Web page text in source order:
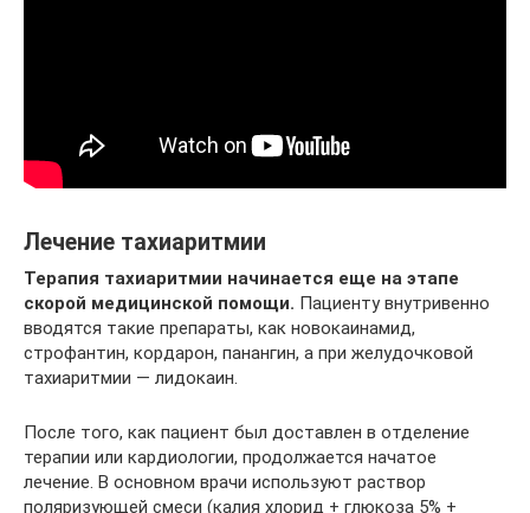
Лечение тахиаритмии
Терапия тахиаритмии начинается еще на этапе
скорой медицинской помощи. Пациенту внутривенно
вводятся такие препараты, как новокаинамид,
строфантин, кордарон, панангин, а при желудочковой
тахиаритмии — лидокаин.
После того, как пациент был доставлен в отделение
терапии или кардиологии, продолжается начатое
лечение. В основном врачи используют раствор
поляризующей смеси (калия хлорид + глюкоза 5% +